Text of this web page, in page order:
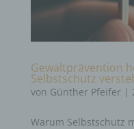
Gewaltprävention
Selbstschutz
von Günther Pfeifer|
Warum Selbstschutz